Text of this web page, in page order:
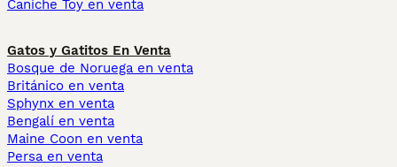
Caniche Toy en venta
Gatos y Gatitos En Venta
Bosque de Noruega en venta
Británico en venta
Sphynx en venta
Bengalí en venta
Maine Coon en venta
Persa en venta